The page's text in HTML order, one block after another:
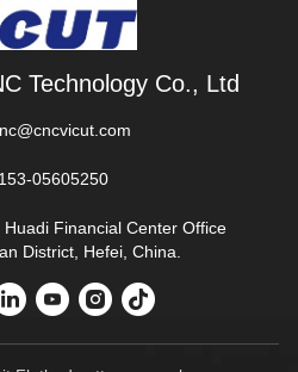
Technology Co., Ltd
05605250
Financial Center Office
District, Hefei, China.